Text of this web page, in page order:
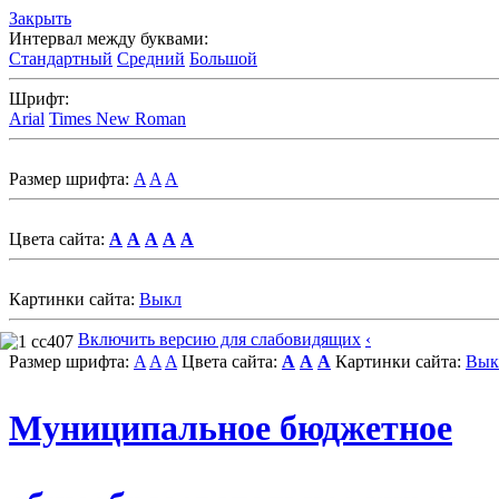
Закрыть
Интервал между буквами:
Стандартный Средний Большой
Шрифт:
Arial Times New Roman
Размер шрифта: A A A
Цвета сайта: A A A A A
Картинки сайта: Выкл
Включить версию для слабовидящих ‹
Размер шрифта: A A A Цвета сайта: A A A Картинки сайта:
Муниципальное бюджетное